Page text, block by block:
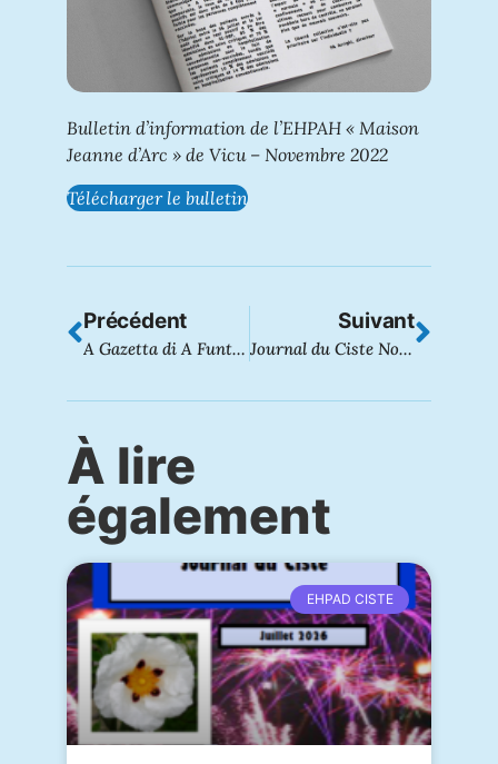
Bulletin d’information de l’EHPAH « Maison
Jeanne d’Arc » de Vicu – Novembre 2022
Télécharger le bulletin
Précédent
A Gazetta di A Funtanella – Novembre 2022
Suivant
Journal du Ciste Novembre 2022
À lire
également
EHPAD CISTE